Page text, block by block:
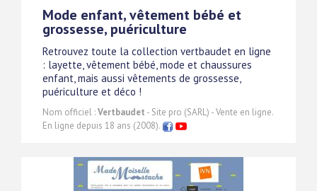
Mode enfant, vêtement bébé et
grossesse, puériculture
Retrouvez toute la collection vertbaudet en ligne
: layette, vêtement bébé, mode et chaussures
enfant, mais aussi vêtements de grossesse,
puériculture et déco !
Nom officiel :Vertbaudet - Site pro (SARL) - Vente en ligne.
En ligne depuis 18 ans (2008).